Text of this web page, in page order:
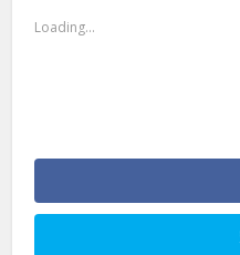
Loading...